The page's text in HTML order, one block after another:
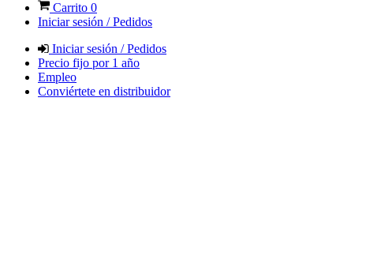
Carrito 0
Iniciar sesión / Pedidos
Iniciar sesión / Pedidos
Precio fijo por 1 año
Empleo
Conviértete en distribuidor